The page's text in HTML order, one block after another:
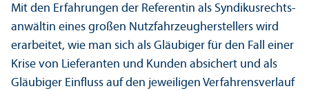
Mit den Erfahrungen der Referentin als Syndikusrechts­
anwältin eines großen Nutzfahrzeugherstellers wird
erarbeitet, wie man sich als Gläubiger für den Fall einer
Krise von Lieferanten und Kunden absichert und als
Gläubiger Einfluss auf den jeweiligen Verfahrensverlauf